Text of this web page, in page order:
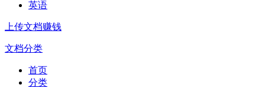
英语
上传文档赚钱
文档分类
首页
分类